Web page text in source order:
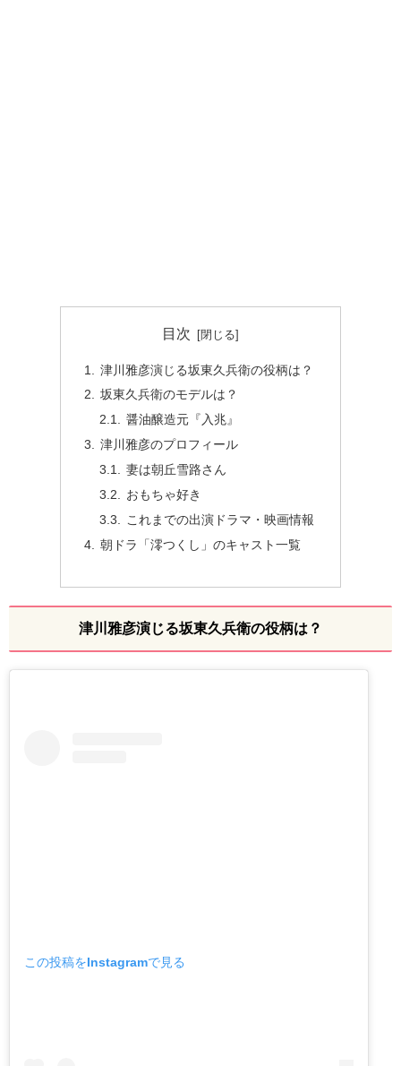
目次
津川雅彦演じる坂東久兵衛の役柄は？
坂東久兵衛のモデルは？
醤油醸造元『入兆』
津川雅彦のプロフィール
妻は朝丘雪路さん
おもちゃ好き
これまでの出演ドラマ・映画情報
朝ドラ「澪つくし」のキャスト一覧
津川雅彦演じる坂東久兵衛の役柄は？
この投稿をInstagramで見る